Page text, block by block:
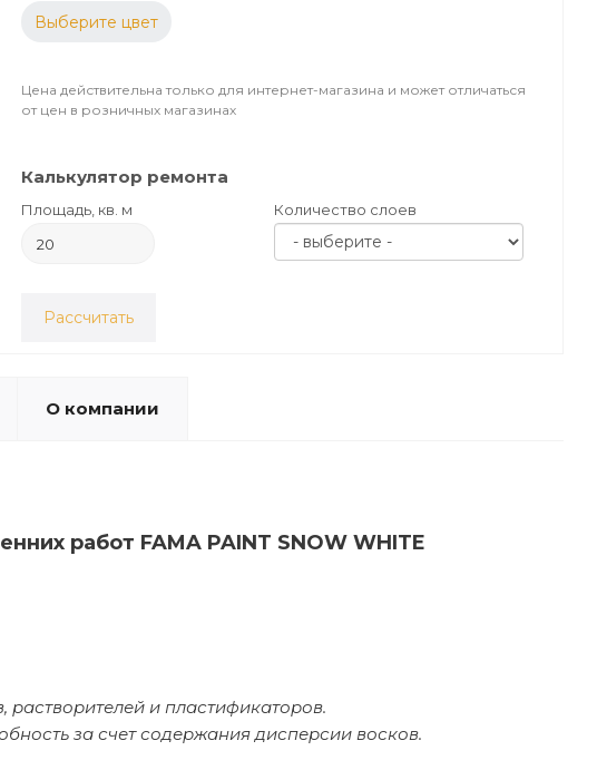
Выберите цвет
Цена действительна только для интернет-магазина и может отличаться
от цен в розничных магазинах
Калькулятор ремонта
Площадь, кв. м Количество слоев
Рассчитать
О компании
работ FAMA PAINT SNOW WHITE
и пластификаторов.
за счет содержания дисперсии восков.